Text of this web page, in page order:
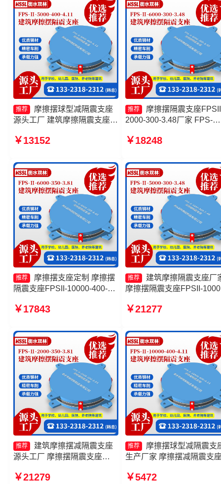
推荐
摩擦摆球型减隔震支座
源头工厂 建筑摩擦隔震支座源
4000-400-4.11生产厂家 建筑
￥13152
推荐
摩擦摆隔震支座
2000-300-3.48厂家 FPS-
隔震型支座价格 摩擦摆隔
厂家
￥18248
推荐
摩擦摆支座定制 摩擦摆
隔震支座FPSII-10000-400-
支座FPS3A厂家 摩擦摆支座
￥17843
推荐
建筑摩擦隔震支座厂
摩擦摆隔震支座FPSII-
隔震支座源头工厂 摩擦摆
￥21277
推荐
建筑摩擦摆减隔震支座
源头工厂 摩擦摆隔震支座
擦摆式隔震支座生产厂家 摩擦
￥21279
推荐
摩擦摆球型减隔震支
生产厂家 摩擦摆减隔震支
摆隔震支座价格 摩擦摆减
￥5472